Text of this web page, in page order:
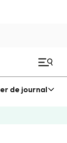
de journal